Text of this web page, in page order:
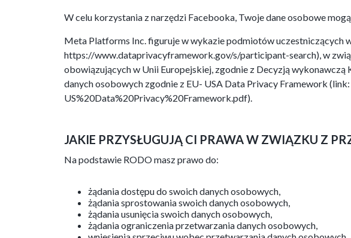
W celu korzystania z narzędzi Facebooka, Twoje dane osobowe
Meta Platforms Inc. figuruje w wykazie podmiotów uczestniczących
https://www.dataprivacyframework.gov/s/participant-search), w
obowiązujących w Unii Europejskiej, zgodnie z Decyzją
danych osobowych zgodnie z EU- USA Data Privacy Framework
US%20Data%20Privacy%20Framework.pdf).
JAKIE PRZYSŁUGUJĄ CI PRAWA W ZWIĄZKU Z
Na podstawie RODO masz prawo do:
żądania dostępu do swoich danych osobowych,
żądania sprostowania swoich danych osobowych,
żądania usunięcia swoich danych osobowych,
żądania ograniczenia przetwarzania danych osobowych,